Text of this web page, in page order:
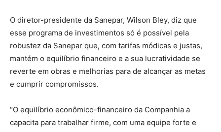
O diretor-presidente da Sanepar, Wilson Bley, diz que
esse programa de investimentos só é possível pela
robustez da Sanepar que, com tarifas módicas e justas,
mantém o equilíbrio financeiro e a sua lucratividade se
reverte em obras e melhorias para de alcançar as metas
e cumprir compromissos.
“O equilíbrio econômico-financeiro da Companhia a
capacita para trabalhar firme, com uma equipe forte e